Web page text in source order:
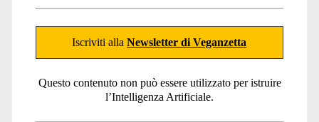
Iscriviti allaNewsletter di Veganzetta
Questo contenuto non può essere utilizzato per istruire
l’Intelligenza Artificiale.